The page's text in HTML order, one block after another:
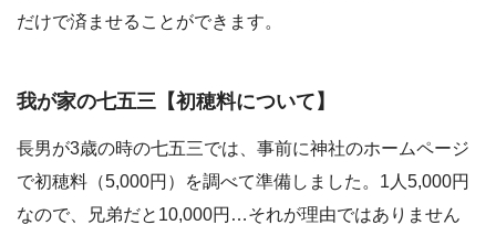
だけで済ませることができます。
我が家の七五三【初穂料について】
長男が3歳の時の七五三では、事前に神社のホームページ
で初穂料（5,000円）を調べて準備しました。1人5,000円
なので、兄弟だと10,000円…それが理由ではありません